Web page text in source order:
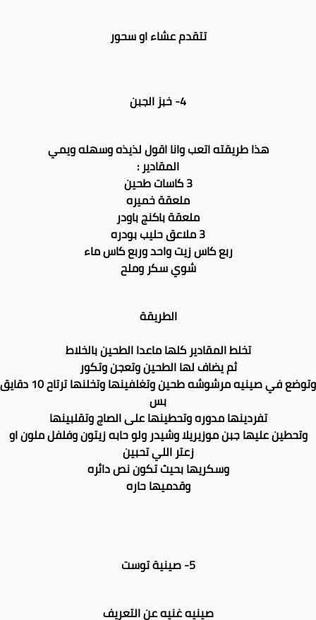
تتقدم عشاء او سحور
4- خبز الجبن
هذا طريقته اتعب وانا اقول لذيذه وسهله ويمي
المقادير :
3 كاسات طحين
ملعقة خميره
ملعقة باكنج باودر
3 ملاعق حليب بودره
ربع كاس زيت واحد وربع كاس ماء
شوي سكر وملح
الطريقة
تخلط المقادير كلها ماعدا الطحين بالخلاط
ثم يضاف لها الطحين وتعجن وتكور
وتوضع في صينيه مرشوشه طحين وتغلفينها وتخلنها ترتاح 10 دقايق
بس
تفردينها مدوره وتحطينها على الصاج وتقلبينها
وتحطين عليها جبن موزيريلا وشيدر ولو حابه زيتون وفلفل ملون او
زعتر اللي تحبين
وسكريها بحيث تكون نص دائره
وقدميها حاره
5- صينية توست
صينيه غنيه عن التعريف